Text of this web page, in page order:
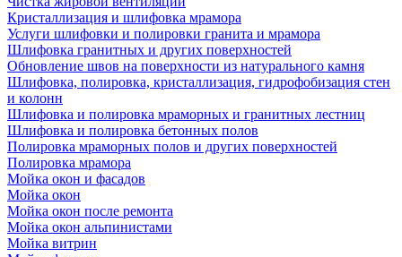
Кристаллизация и шлифовка мрамора
Услуги шлифовки и полировки гранита и мрамора
Шлифовка гранитных и других поверхностей
Обновление швов на поверхности из натурального камня
Шлифовка, полировка, кристаллизация, гидрофобизация стен
и колонн
Шлифовка и полировка мраморных и гранитных лестниц
Шлифовка и полировка бетонных полов
Полировка мраморных полов и других поверхностей
Полировка мрамора
Мойка окон и фасадов
Мойка окон
Мойка окон после ремонта
Мойка окон альпинистами
Мойка витрин